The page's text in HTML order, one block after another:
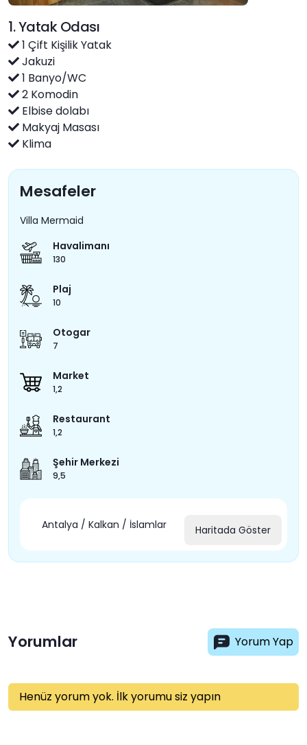
1. Yatak Odası
1 Çift Kişilik Yatak
Jakuzi
1 Banyo/WC
2 Komodin
Elbise dolabı
Makyaj Masası
Klima
Mesafeler
Villa Mermaid
Havalimanı
130
Plaj
10
Otogar
7
Market
1,2
Restaurant
1,2
Şehir Merkezi
9,5
Antalya / Kalkan / İslamlar Haritada Göster
Yorumlar Yorum Yap
Henüz yorum yok. İlk yorumu siz yapın